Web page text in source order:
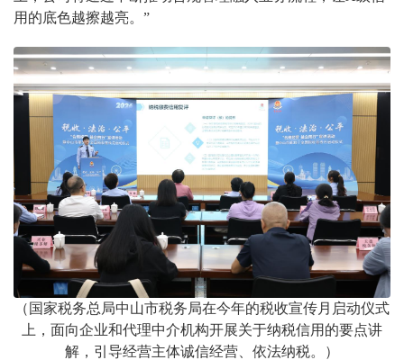
用的底色越擦越亮。”
（国家税务总局中山市税务局在今年的税收宣传月启动仪式
上，面向企业和代理中介机构开展关于纳税信用的要点讲
解，引导经营主体诚信经营、依法纳税。）